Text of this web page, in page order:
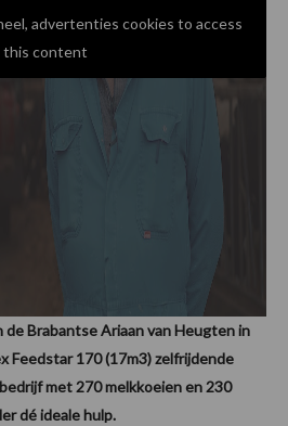
advertenties cookies to access
this content
Brabantse Ariaan van Heugten in
Feedstar 170 (17m3) zelfrijdende
met 270 melkkoeien en 230
dé ideale hulp.